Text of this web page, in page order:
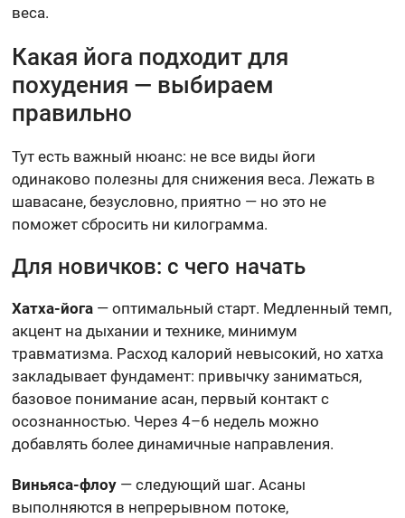
веса.
Какая йога подходит для
похудения — выбираем
правильно
Тут есть важный нюанс: не все виды йоги
одинаково полезны для снижения веса. Лежать в
шавасане, безусловно, приятно — но это не
поможет сбросить ни килограмма.
Для новичков: с чего начать
Хатха-йога — оптимальный старт. Медленный темп,
акцент на дыхании и технике, минимум
травматизма. Расход калорий невысокий, но хатха
закладывает фундамент: привычку заниматься,
базовое понимание асан, первый контакт с
осознанностью. Через 4–6 недель можно
добавлять более динамичные направления.
Виньяса-флоу — следующий шаг. Асаны
выполняются в непрерывном потоке,